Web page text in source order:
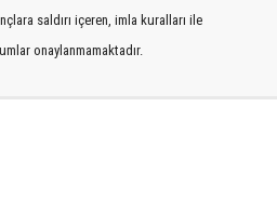
saldırı içeren, imla kuralları ile
onaylanmamaktadır.